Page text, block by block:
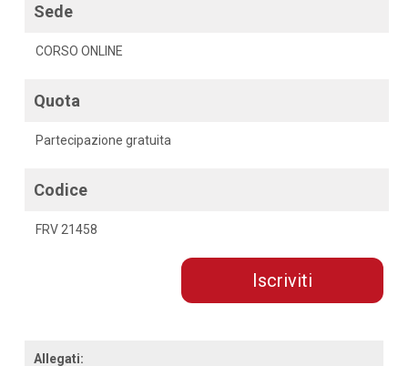
Sede
CORSO ONLINE
Quota
Partecipazione gratuita
Codice
FRV 21458
Iscriviti
Allegati: